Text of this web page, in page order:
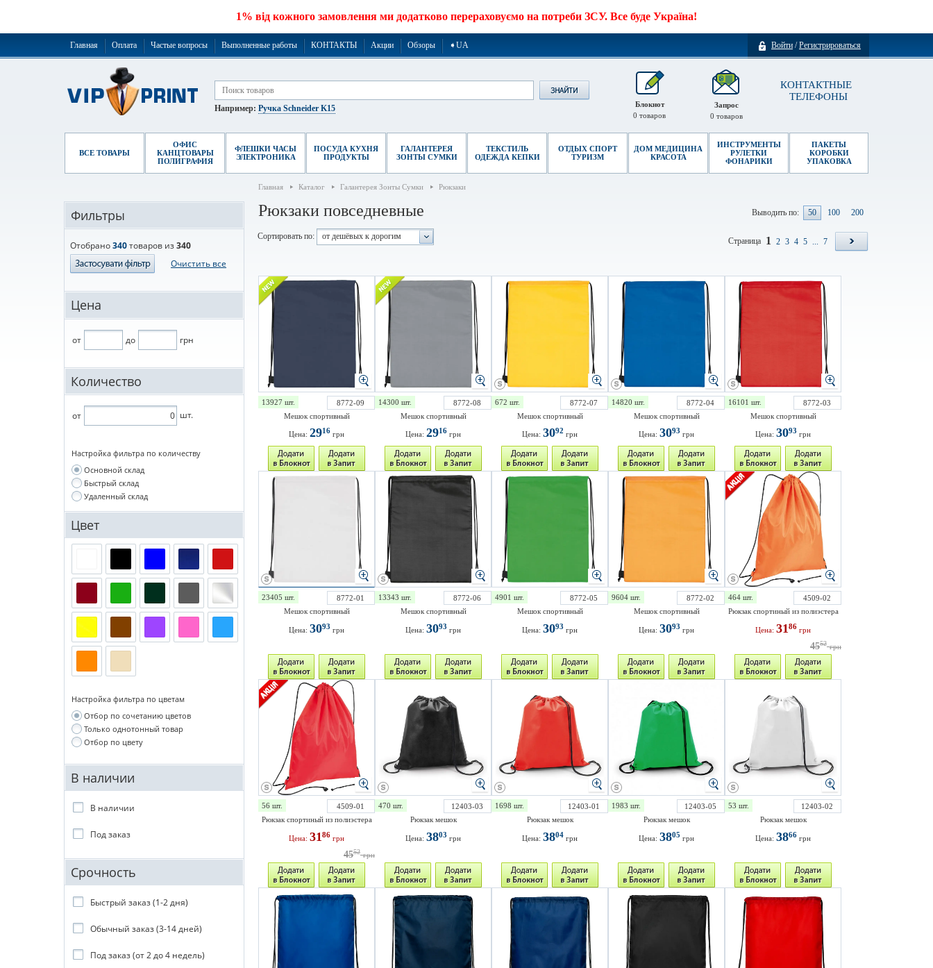
1% від кожного замовлення ми додатково перераховуємо на потреби ЗСУ. Все буде Україна!
Войти /Регистрироваться
Главная Оплата Частые вопросы Выполненные работы КОНТАКТЫ Акции Обзоры ➧UA
КОНТАКТНЫЕ
ТЕЛЕФОНЫ
Запрос
0 товаров
Например: Ручка Schneider K15
Блокнот
0 товаров
ВСЕ ТОВАРЫ
ОФИС
КАНЦТОВАРЫ
ПОЛИГРАФИЯ
ФЛЕШКИ ЧАСЫ
ЭЛЕКТРОНИКА
ПОСУДА КУХНЯ
ПРОДУКТЫ
ГАЛАНТЕРЕЯ
ЗОНТЫ СУМКИ
ТЕКСТИЛЬ
ОДЕЖДА КЕПКИ
ОТДЫХ СПОРТ
ТУРИЗМ
ДОМ МЕДИЦИНА
КРАСОТА
ИНСТРУМЕНТЫ
РУЛЕТКИ
ФОНАРИКИ
ПАКЕТЫ
КОРОБКИ
УПАКОВКА
Главная Каталог Галантерея Зонты Сумки Рюкзаки
Фильтры
Отобрано340товаров из340
Очистить все
Цена
от до грн
Количество
от шт.
Настройка фильтра по количеству
Основной склад
Быстрый склад
Удаленный склад
Цвет
Настройка фильтра по цветам
Отбор по сочетанию цветов
Только однотонный товар
Отбор по цвету
В наличии
В наличии
Под заказ
Срочность
Быстрый заказ (1-2 дня)
Обычный заказ (3-14 дней)
Под заказ (от 2 до 4 недель)
Рюкзаки повседневные Выводить по: 50 100 200
Сортировать по: от дешёвых к дорогим 1 2 3 4 5 ... 7
Страница
13927 шт.
8772-09
Мешок спортивный
Цена: 2916 грн
14300 шт.
8772-08
Мешок спортивный
Цена: 2916 грн
672 шт.
8772-07
Мешок спортивный
Цена: 3092 грн
14820 шт.
8772-04
Мешок спортивный
Цена: 3093 грн
16101 шт.
8772-03
Мешок спортивный
Цена: 3093 грн
23405 шт.
8772-01
Мешок спортивный
Цена: 3093 грн
13343 шт.
8772-06
Мешок спортивный
Цена: 3093 грн
4901 шт.
8772-05
Мешок спортивный
Цена: 3093 грн
9604 шт.
8772-02
Мешок спортивный
Цена: 3093 грн
464 шт.
4509-02
Рюкзак спортиный из полиэстера
Цена: 3186 грн
4552 грн
56 шт.
4509-01
Рюкзак спортиный из полиэстера
Цена: 3186 грн
4552 грн
470 шт.
12403-03
Рюкзак мешок
Цена: 3803 грн
1698 шт.
12403-01
Рюкзак мешок
Цена: 3804 грн
1983 шт.
12403-05
Рюкзак мешок
Цена: 3805 грн
53 шт.
12403-02
Рюкзак мешок
Цена: 3866 грн